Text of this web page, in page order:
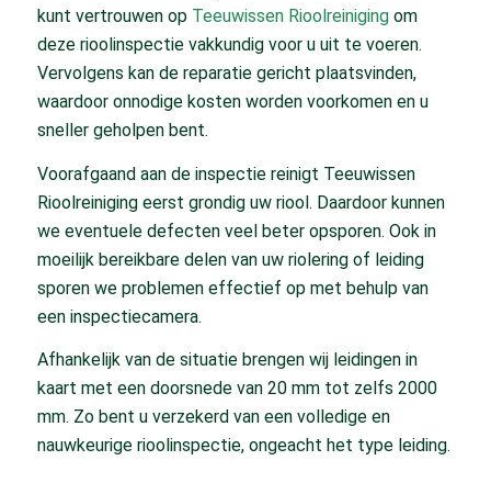
kunt vertrouwen op Teeuwissen Rioolreinigingom
deze rioolinspectie vakkundig voor u uit te voeren.
Vervolgens kan de reparatie gericht plaatsvinden,
waardoor onnodige kosten worden voorkomen en u
sneller geholpen bent.
Voorafgaand aan de inspectie reinigt Teeuwissen
Rioolreiniging eerst grondig uw riool. Daardoor kunnen
we eventuele defecten veel beter opsporen. Ook in
moeilijk bereikbare delen van uw riolering of leiding
sporen we problemen effectief op met behulp van
een inspectiecamera.
Afhankelijk van de situatie brengen wij leidingen in
kaart met een doorsnede van 20 mm tot zelfs 2000
mm. Zo bent u verzekerd van een volledige en
nauwkeurige rioolinspectie, ongeacht het type leiding.